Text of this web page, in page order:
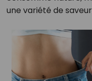
une variété de